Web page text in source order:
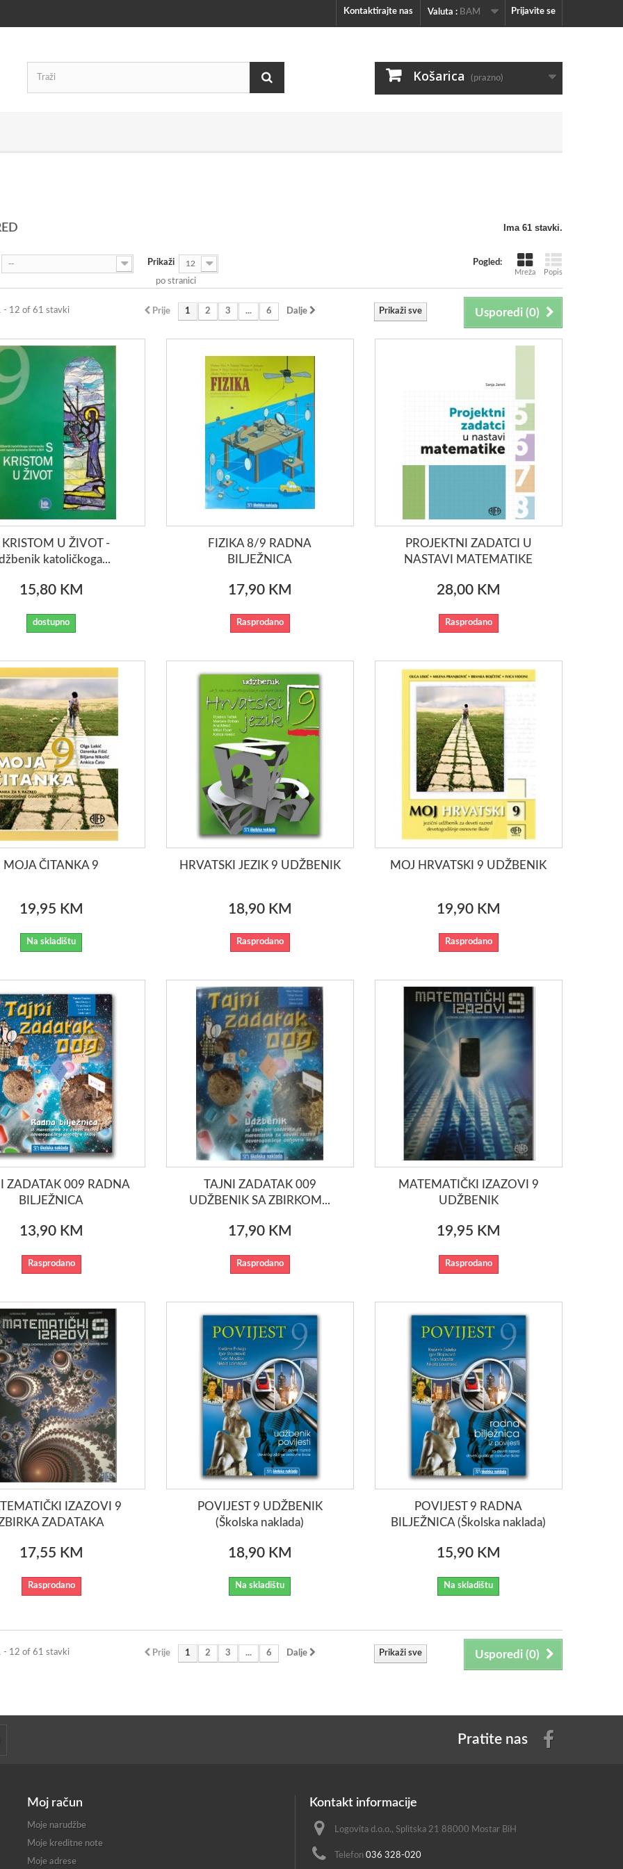
Prijavite se
Valuta : BAM
Kontaktirajte nas
Košarica (prazno)
Ima 61 stavki.
Pogled:
Mreža Popis
-- Prikaži 12
po stranici
Usporedi (0)
Prikaži sve
Prije 1 2 3 ... 6 Dalje
- 12 of 61 stavki
KRISTOM U ŽIVOT -
katoličkoga...
15,80 KM
dostupno
FIZIKA 8/9 RADNA
BILJEŽNICA
17,90 KM
Rasprodano
PROJEKTNI ZADATCI U
NASTAVI MATEMATIKE
28,00 KM
Rasprodano
MOJA ČITANKA 9
19,95 KM
Na skladištu
HRVATSKI JEZIK 9 UDŽBENIK
18,90 KM
Rasprodano
MOJ HRVATSKI 9 UDŽBENIK
19,90 KM
Rasprodano
ZADATAK 009 RADNA
BILJEŽNICA
13,90 KM
Rasprodano
TAJNI ZADATAK 009
UDŽBENIK SA ZBIRKOM...
17,90 KM
Rasprodano
MATEMATIČKI IZAZOVI 9
UDŽBENIK
19,95 KM
Rasprodano
IZAZOVI 9
ZADATAKA
17,55 KM
Rasprodano
POVIJEST 9 UDŽBENIK
(Školska naklada)
18,90 KM
Na skladištu
POVIJEST 9 RADNA
BILJEŽNICA (Školska naklada)
15,90 KM
Na skladištu
Usporedi (0)
Prikaži sve
Prije 1 2 3 ... 6 Dalje
- 12 of 61 stavki
Pratite nas
Moj račun
Moje narudžbe
Moje kreditne note
Moje adrese
Kontakt informacije
Logovita d.o.o., Splitska 21 88000 Mostar BiH
Telefon 036 328-020